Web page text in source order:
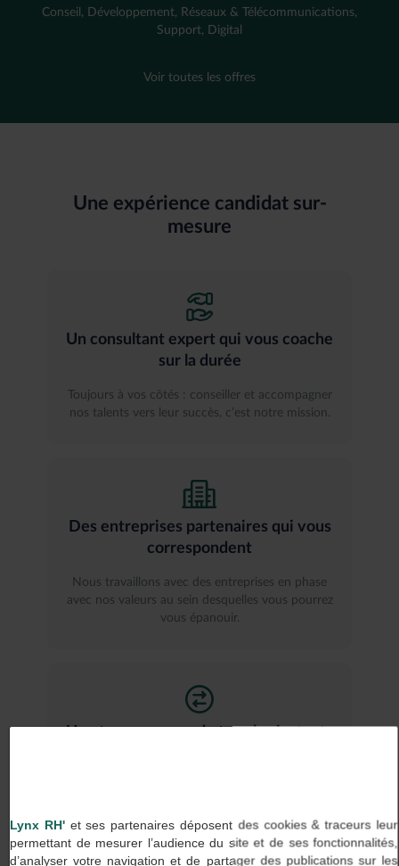
Conseil, Développement, Réseaux & Télécommunications,
Support, Digital
Voir toutes les offres
Une expérience candidat sur-
mesure
Un consultant expert qui vous coache
sur la durée
Toujours à vos côtés : conseiller et accompagner
nos talents vers leur succès, c’est notre mission.
Des entreprises partenaires qui vous
correspondent
Nous travaillons avec des entreprises en phase
avec nos valeurs au sein desquelles vous pourrez
vous épanouir.
Une transparence de tous les instants
Lynx RH' et ses partenaires déposent des cookies & traceurs leur
permettant de mesurer l’audience du site et de ses fonctionnalités,
d’analyser votre navigation et de partager des publications sur les